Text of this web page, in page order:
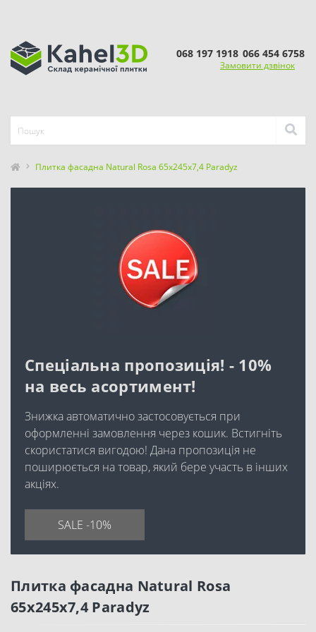
068 197 1918 066 454 6758
Замовити дзвінок
Плитка фасадна Natural Rosa 65x245x7,4 Paradyz
Спеціальна пропозиція! - 10%
на весь асортимент!
Знижка автоматично застосовується при
оформленні замовлення через кошик. Встигніть
скористатися вигодою! Дана пропозиція не
поширюється на товар, який бере участь в інших
акціях.
SALE -10%
Плитка фасадна Natural Rosa
65x245x7,4 Paradyz